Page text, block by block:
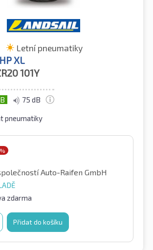
Letní pneumatiky
XL
101Y
B 75 dB
pneumatiky
Auto-Raifen GmbH
zdarma
Přidat do košíku